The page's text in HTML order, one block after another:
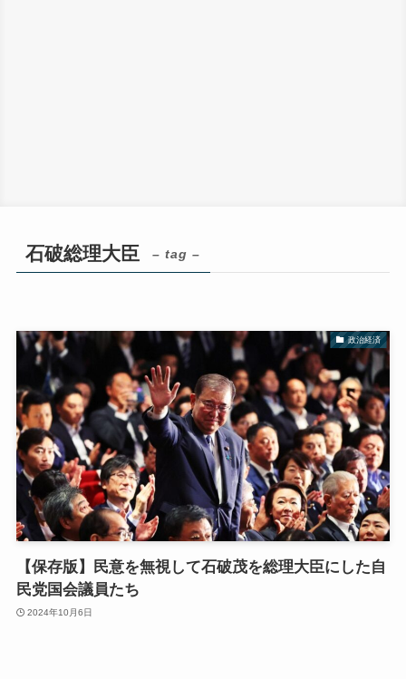
石破総理大臣 – tag –
政治経済
【保存版】民意を無視して石破茂を総理大臣にした自
民党国会議員たち
2024年10月6日